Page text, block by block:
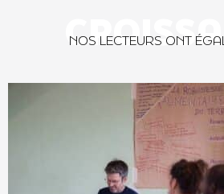
NOS LECTEURS ONT